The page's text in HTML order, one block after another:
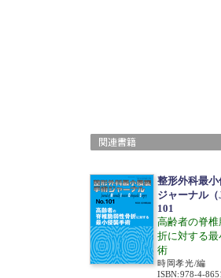
整形外科最
ジャーナル（
101
高齢者の脊
折に対する
術
時岡孝光/編
ISBN:978-4-